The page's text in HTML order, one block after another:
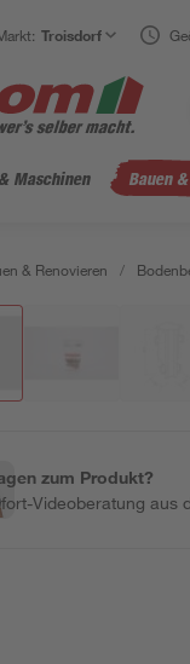
Troisdorf
Maschinen Bauen
& Renovieren /
zum Produkt?
Videoberatung aus